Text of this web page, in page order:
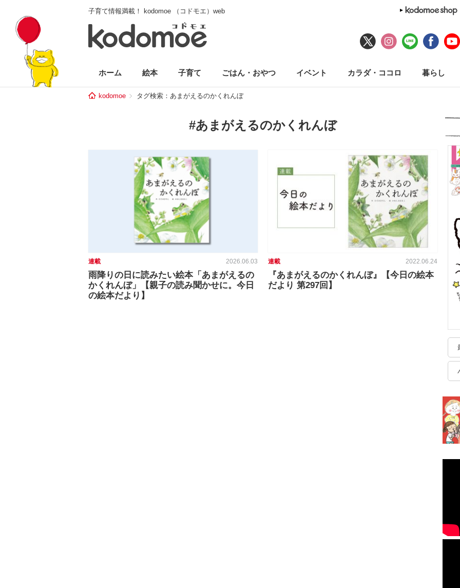
子育て情報満載！ kodomoe （コドモエ）web
ホーム 絵本 子育て ごはん・おやつ イベント カラダ・ココロ 暮らし
kodomoe タグ検索：あまがえるのかくれんぼ
#あまがえるのかくれんぼ
連載 2026.06.03
雨降りの日に読みたい絵本「あまがえるの
かくれんぼ」【親子の読み聞かせに。今日
の絵本だより】
連載 2022.06.24
『あまがえるのかくれんぼ』【今日の絵本
だより 第297回】